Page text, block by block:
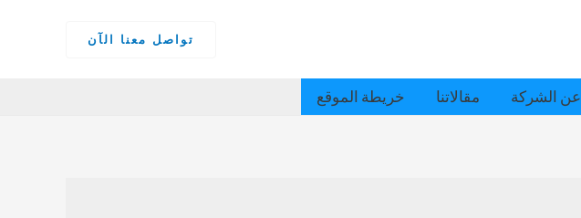
تواصل معنا الآن
عن الشركة مقالاتنا خريطة الموقع